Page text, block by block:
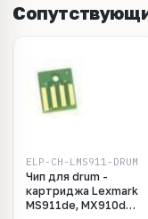
ELP-CH-LMS911-DRUM
Чип для drum -
картриджа Lexmark
MS911de, MX910de,